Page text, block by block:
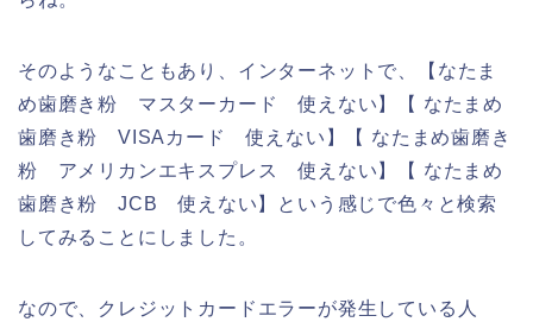
そのようなこともあり、インターネットで、【なたま
め歯磨き粉 マスターカード 使えない】【 なたまめ
歯磨き粉 VISAカード 使えない】【 なたまめ歯磨き
粉 アメリカンエキスプレス 使えない】【 なたまめ
歯磨き粉 JCB 使えない】という感じで色々と検索
してみることにしました。
なので、クレジットカードエラーが発生している人